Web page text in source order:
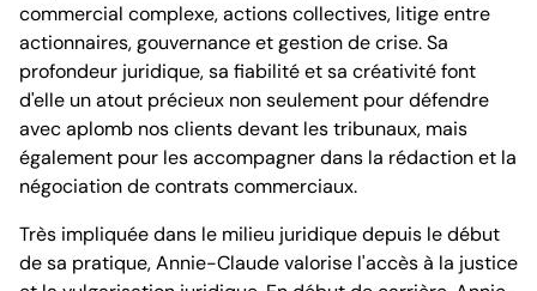
1100, boulevard René-Lévesque Ouest, 25e étage
Montréal (Québec) H3B 5C9
Canada
Tél. (514) 397-8500
Fax. (514) 397-8515
info.bcf@bcf.ca
commercial complexe, actions collectives, litige entre
actionnaires, gouvernance et gestion de crise. Sa
profondeur juridique, sa fiabilité et sa créativité font
d'elle un atout précieux non seulement pour défendre
avec aplomb nos clients devant les tribunaux, mais
également pour les accompagner dans la rédaction et la
négociation de contrats commerciaux.
Très impliquée dans le milieu juridique depuis le début
de sa pratique, Annie-Claude valorise l'accès à la justice